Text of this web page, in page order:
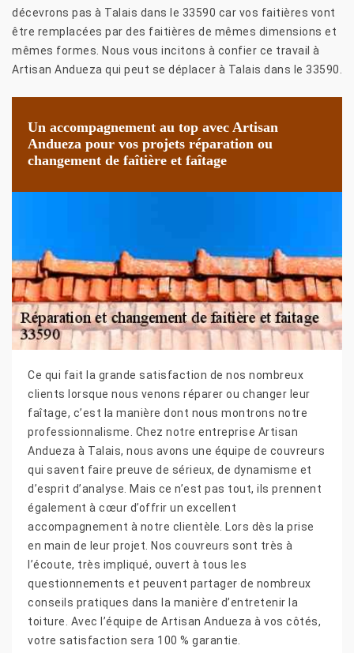
décevrons pas à Talais dans le 33590 car vos faitières vont
être remplacées par des faitières de mêmes dimensions et
mêmes formes. Nous vous incitons à confier ce travail à
Artisan Andueza qui peut se déplacer à Talais dans le 33590.
Un accompagnement au top avec Artisan
Andueza pour vos projets réparation ou
changement de faîtière et faîtage
Ce qui fait la grande satisfaction de nos nombreux
clients lorsque nous venons réparer ou changer leur
faîtage, c’est la manière dont nous montrons notre
professionnalisme. Chez notre entreprise Artisan
Andueza à Talais, nous avons une équipe de couvreurs
qui savent faire preuve de sérieux, de dynamisme et
d’esprit d’analyse. Mais ce n’est pas tout, ils prennent
également à cœur d’offrir un excellent
accompagnement à notre clientèle. Lors dès la prise
en main de leur projet. Nos couvreurs sont très à
l’écoute, très impliqué, ouvert à tous les
questionnements et peuvent partager de nombreux
conseils pratiques dans la manière d’entretenir la
toiture. Avec l’équipe de Artisan Andueza à vos côtés,
votre satisfaction sera 100 % garantie.